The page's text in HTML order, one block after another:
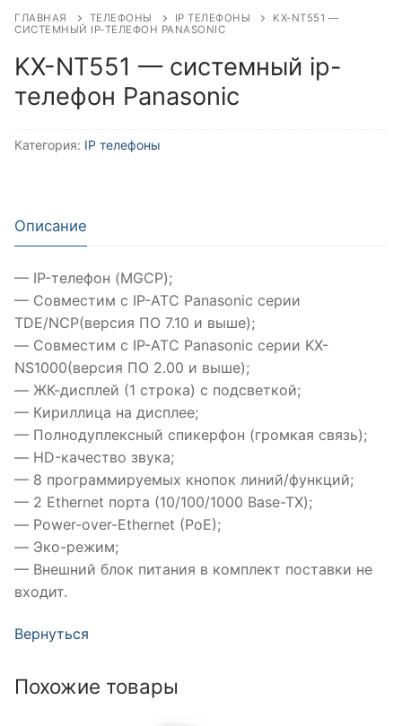
ГЛАВНАЯ ТЕЛЕФОНЫ IP ТЕЛЕФОНЫ
KX-NT551 —
СИСТЕМНЫЙ IP-ТЕЛЕФОН PANASONIC
KX-NT551 — системный ip-
телефон Panasonic
Категория: IP телефоны
Описание
— IP-телефон (MGCP);
— Совместим с IP-АТС Panasonic серии
TDE/NCP(версия ПО 7.10 и выше);
— Совместим с IP-АТС Panasonic серии KX-
NS1000(версия ПО 2.00 и выше);
— ЖК-дисплей (1 строка) с подсветкой;
— Кириллица на дисплее;
— Полнодуплексный спикерфон (громкая связь);
— HD-качество звука;
— 8 программируемых кнопок линий/функций;
— 2 Ethernet порта (10/100/1000 Base-TX);
— Power-over-Ethernet (PoE);
— Эко-режим;
— Внешний блок питания в комплект поставки не
входит.
Вернуться
Похожие товары